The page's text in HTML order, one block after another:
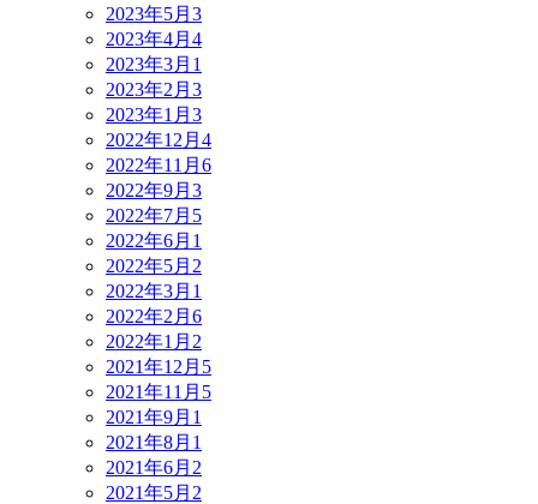
2023年5月 3
2023年4月 4
2023年3月 1
2023年2月 3
2023年1月 3
2022年12月 4
2022年11月 6
2022年9月 3
2022年7月 5
2022年6月 1
2022年5月 2
2022年3月 1
2022年2月 6
2022年1月 2
2021年12月 5
2021年11月 5
2021年9月 1
2021年8月 1
2021年6月 2
2021年5月 2